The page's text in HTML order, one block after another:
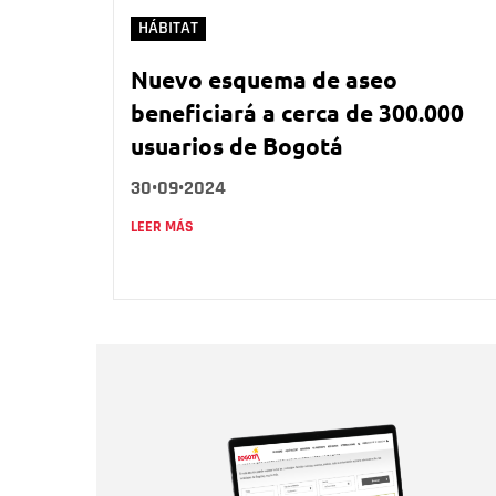
HÁBITAT
Nuevo esquema de aseo
beneficiará a cerca de 300.000
usuarios de Bogotá
30•09•2024
LEER MÁS